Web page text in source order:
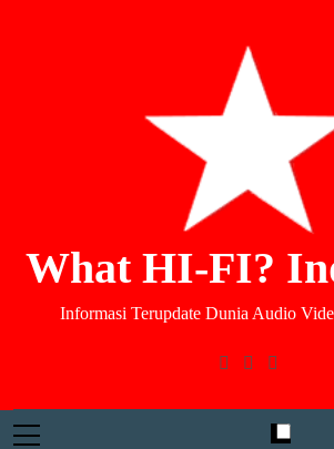
What HI-FI?
Informasi Terupdate Dunia Audio